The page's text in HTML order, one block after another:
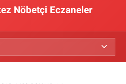
Nöbetçi Eczaneler